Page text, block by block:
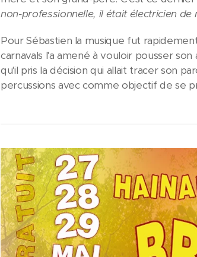
non-professionnelle, il était électricien de
Pour Sébastien la musique fut
carnavals l'a amené à vouloir pousser
qu'il pris la décision qui allait tracer son
percussions avec comme objectif de se